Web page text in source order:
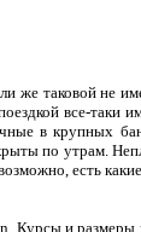
же таковой не
все-таки
в крупных
по утрам.
есть
Курсы и